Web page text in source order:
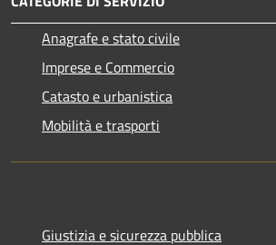
Anagrafe e stato civile
Imprese e Commercio
Catasto e urbanistica
Mobilità e trasporti
Giustizia e sicurezza pubblica